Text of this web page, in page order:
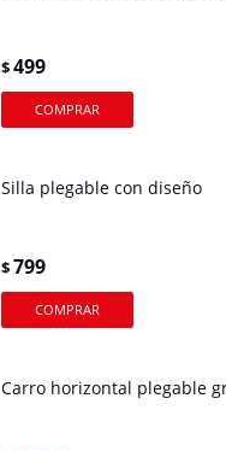
$499
Silla plegable con diseño
$799
Carro horizontal plegable